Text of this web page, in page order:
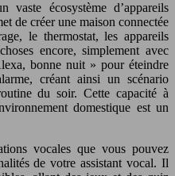
vaste écosystème d’appareils
de créer une maison connectée
le thermostat, les appareils
encore, simplement avec
bonne nuit » pour éteindre
créant ainsi un scénario
du soir. Cette capacité à
domestique est un
vocales que vous pouvez
de votre assistant vocal. Il